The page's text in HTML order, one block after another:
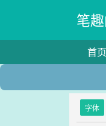
笔
首页
字体